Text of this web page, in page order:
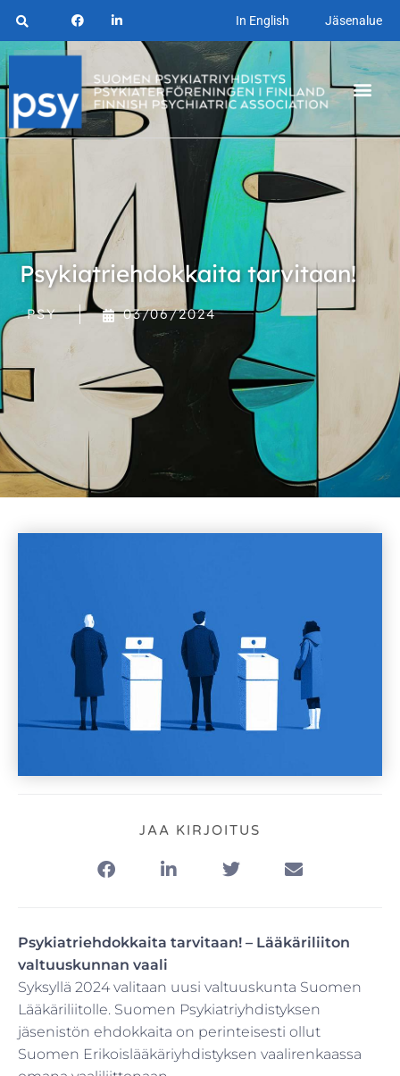
In English Jäsenalue
Psykiatriehdokkaita tarvitaan!
PSY 03/06/2024
JAA KIRJOITUS
Psykiatriehdokkaita tarvitaan! – Lääkäriliiton
valtuuskunnan vaali
Syksyllä 2024 valitaan uusi valtuuskunta Suomen
Lääkäriliitolle. Suomen Psykiatriyhdistyksen
jäsenistön ehdokkaita on perinteisesti ollut
Suomen Erikoislääkäriyhdistyksen vaalirenkaassa